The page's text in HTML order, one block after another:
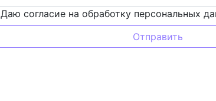
Даю согласие на обработку персональных